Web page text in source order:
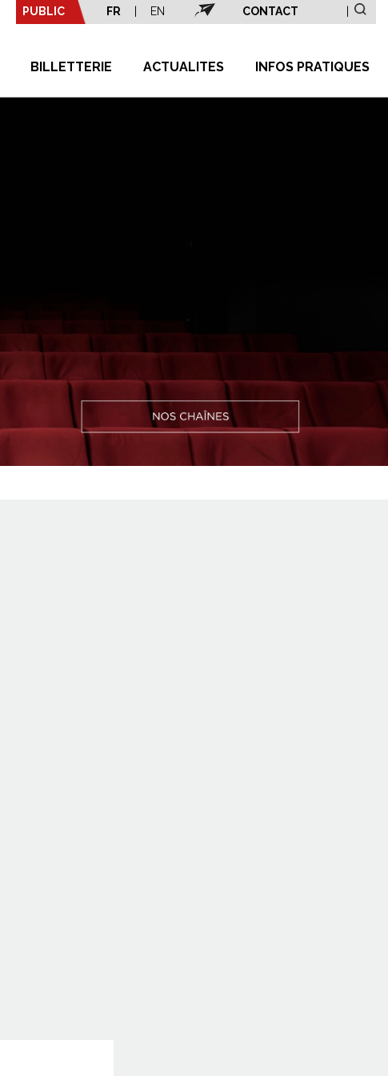
PUBLIC FR EN CONTACT
BILLETTERIE ACTUALITES INFOS PRATIQUES